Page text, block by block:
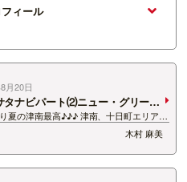
ィール
月20日
タナビパート⑵ニュー・グリーン
南夏の津南最高♪♪♪ 津南、十日町エリアの
させてもらいました♪ しっかり満喫させて
ちゃって最高の1日でした😆✨ 写真沢山撮
貼りまーす(｡◕ ∀ ◕｡) 1番の写真は…
木村 麻美